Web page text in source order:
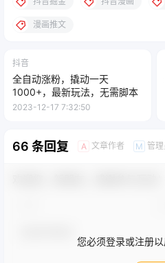
漫画推文
抖音
全自动涨粉，撬动一天
1000+，最新玩法，无需脚本
2023-12-17 7:32:50
66 条回复 A 文章作者 M 管理
您必须登录或注册